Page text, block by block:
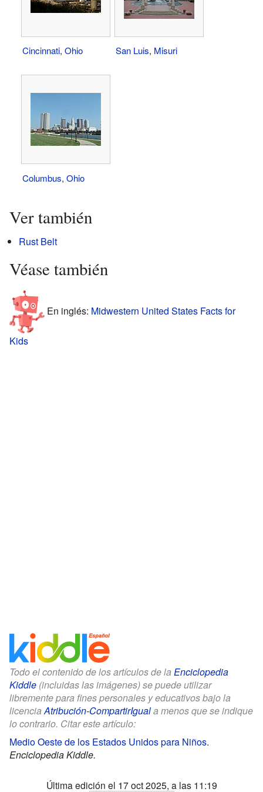
Cincinnati, Ohio San Luis, Misuri
Columbus, Ohio
Ver también
Rust Belt
Véase también
En inglés: Midwestern United States Facts for
Kids
Todo el contenido de los artículos de la Enciclopedia
Kiddle (incluidas las imágenes) se puede utilizar
libremente para fines personales y educativos bajo la
licenciaAtribución-CompartirIguala menos que se indique
lo contrario. Citar este artículo:
Medio Oeste de los Estados Unidos para Niños.
Enciclopedia Kiddle.
Última edición el 17 oct 2025, a las 11:19